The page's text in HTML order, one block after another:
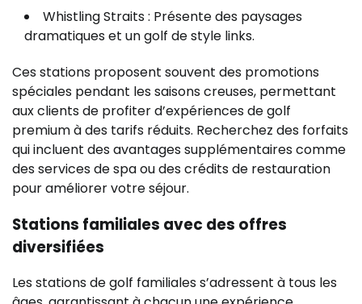
Whistling Straits : Présente des paysages
dramatiques et un golf de style links.
Ces stations proposent souvent des promotions
spéciales pendant les saisons creuses, permettant
aux clients de profiter d’expériences de golf
premium à des tarifs réduits. Recherchez des forfaits
qui incluent des avantages supplémentaires comme
des services de spa ou des crédits de restauration
pour améliorer votre séjour.
Stations familiales avec des offres
diversifiées
Les stations de golf familiales s’adressent à tous les